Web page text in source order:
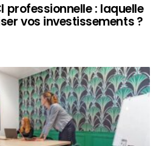
professionnelle : laquelle
vos investissements ?